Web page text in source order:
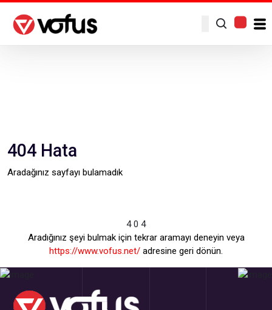
404 Hata
Aradağınız sayfayı bulamadık
4 0 4
Aradığınız şeyi bulmak için tekrar aramayı deneyin veya
https://www.vofus.net/ adresine geri dönün.